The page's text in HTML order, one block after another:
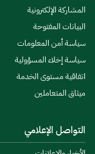
المشاركة الإلكترونية
البيانات المفتوحة
سياسة أمن المعلومات
سياسة إخلاء المسؤولية
اتفاقية مستوى الخدمة
ميثاق المتعاملين
التواصل الإعلامي